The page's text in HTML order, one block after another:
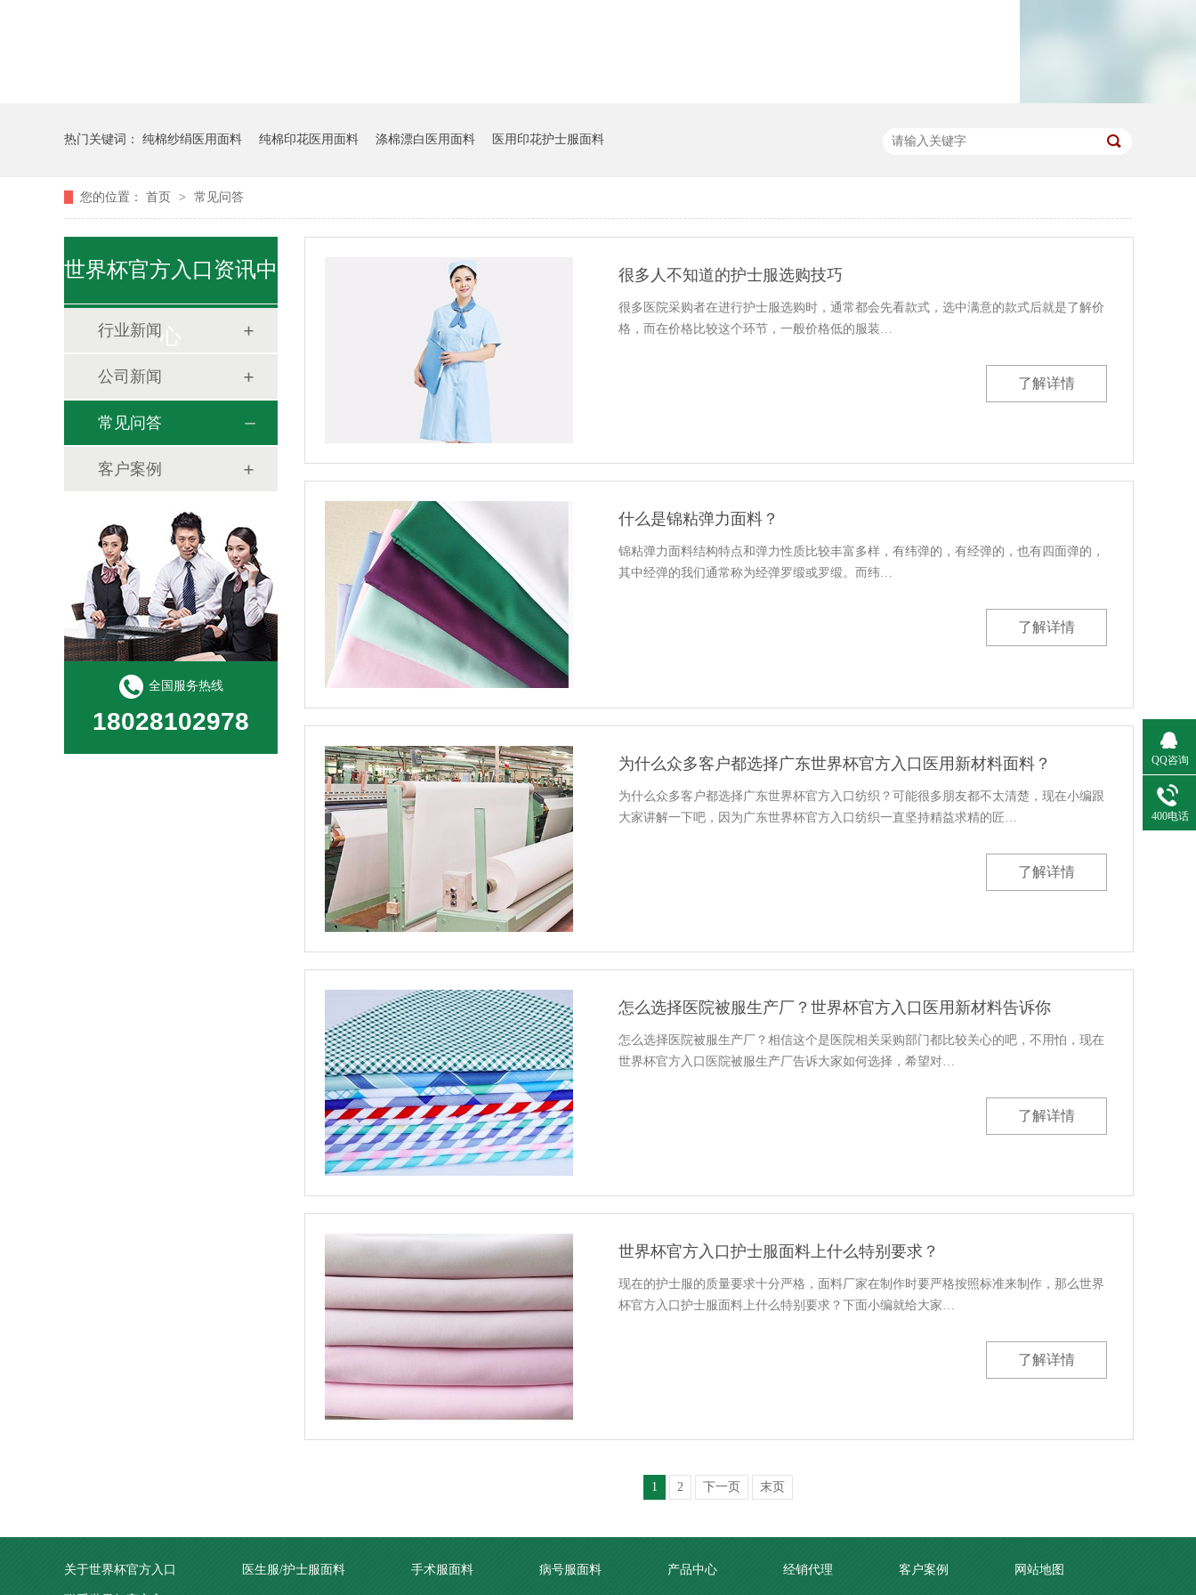
热门关键词： 纯棉纱绢医用面料 纯棉印花医用面料 涤棉漂白医用面料 医用印花护士服面料
您的位置： 首页 > 常见问答
世界杯官方入口资讯中
心
行业新闻
公司新闻
常见问答
客户案例
全国服务热线
18028102978
很多人不知道的护士服选购技巧
很多医院采购者在进行护士服选购时，通常都会先看款式，选中满意的款式后就是了解价
格，而在价格比较这个环节，一般价格低的服装…
了解详情
什么是锦粘弹力面料？
锦粘弹力面料结构特点和弹力性质比较丰富多样，有纬弹的，有经弹的，也有四面弹的，
其中经弹的我们通常称为经弹罗缎或罗缎。而纬…
了解详情
为什么众多客户都选择广东世界杯官方入口医用新材料面料？
为什么众多客户都选择广东世界杯官方入口纺织？可能很多朋友都不太清楚，现在小编跟
大家讲解一下吧，因为广东世界杯官方入口纺织一直坚持精益求精的匠…
了解详情
怎么选择医院被服生产厂？世界杯官方入口医用新材料告诉你
怎么选择医院被服生产厂？相信这个是医院相关采购部门都比较关心的吧，不用怕，现在
世界杯官方入口医院被服生产厂告诉大家如何选择，希望对…
了解详情
世界杯官方入口护士服面料上什么特别要求？
现在的护士服的质量要求十分严格，面料厂家在制作时要严格按照标准来制作，那么世界
杯官方入口护士服面料上什么特别要求？下面小编就给大家…
了解详情
1 2 下一页 末页
关于世界杯官方入口 医生服/护士服面料 手术服面料 病号服面料 产品中心 经销代理 客户案例 网站地图
QQ咨询
400电话